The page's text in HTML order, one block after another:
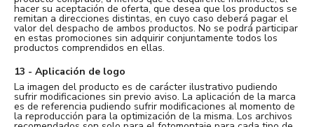
hacer su aceptación de oferta, que desea que los productos se
remitan a direcciones distintas, en cuyo caso deberá pagar el
valor del despacho de ambos productos. No se podrá participar
en estas promociones sin adquirir conjuntamente todos los
productos comprendidos en ellas.
13 - Aplicación de logo
La imagen del producto es de carácter ilustrativo pudiendo
sufrir modificaciones sin previo aviso. La aplicación de la marca
es de referencia pudiendo sufrir modificaciones al momento de
la reproducción para la optimización de la misma. Los archivos